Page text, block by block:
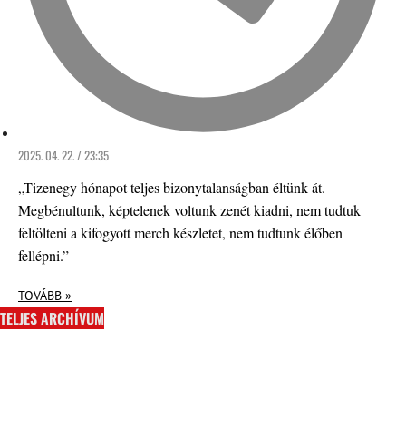
2025. 04. 22. / 23:35
„Tizenegy hónapot teljes bizonytalanságban éltünk át.
Megbénultunk, képtelenek voltunk zenét kiadni, nem tudtuk
feltölteni a kifogyott merch készletet, nem tudtunk élőben
fellépni.”
TOVÁBB »
TELJES ARCHÍVUM